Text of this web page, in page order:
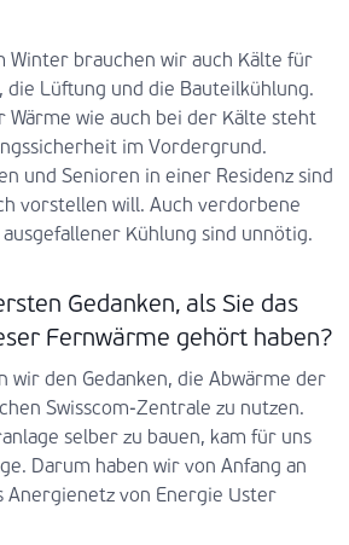
Winter brauchen wir auch Kälte für
die Lüftung und die Bauteilkühlung.
Wärme wie auch bei der Kälte steht
im Vordergrund.
und Senioren in einer Residenz sind
vorstellen will. Auch verdorbene
Kühlung sind unnötig.
Gedanken, als Sie das
Fernwärme gehört haben?
wir den Gedanken, die Abwärme der
Swisscom-Zentrale zu nutzen.
selber zu bauen, kam für uns
Darum haben wir von Anfang an
Anergienetz von Energie Uster